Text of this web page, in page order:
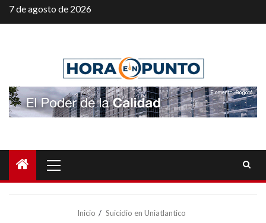
Saltar
al
7 de agosto de 2026
principal
Inicio Suicidio en Uniatlantico